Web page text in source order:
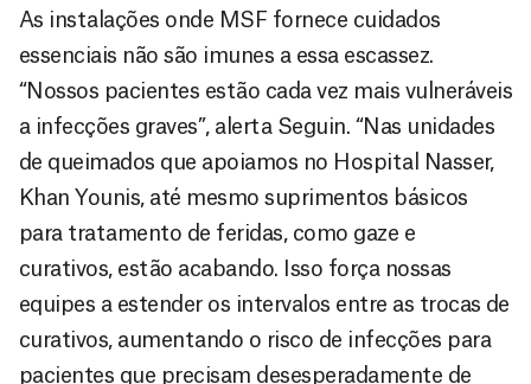
As instalações onde MSF fornece cuidados
essenciais não são imunes a essa escassez.
“Nossos pacientes estão cada vez mais vulneráveis
a infecções graves”, alerta Seguin. “Nas unidades
de queimados que apoiamos no Hospital Nasser,
Khan Younis, até mesmo suprimentos básicos
para tratamento de feridas, como gaze e
curativos, estão acabando. Isso força nossas
equipes a estender os intervalos entre as trocas de
curativos, aumentando o risco de infecções para
pacientes que precisam desesperadamente de